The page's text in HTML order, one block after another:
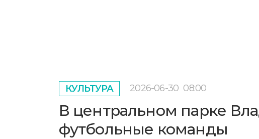
КУЛЬТУРА 2026-06-30 08:00
В центральном парке
футбольные команды